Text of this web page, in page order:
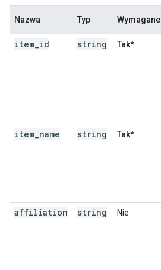
Nazwa Typ Wymagane
item id string Tak*
item name string Tak*
affiliation string Nie